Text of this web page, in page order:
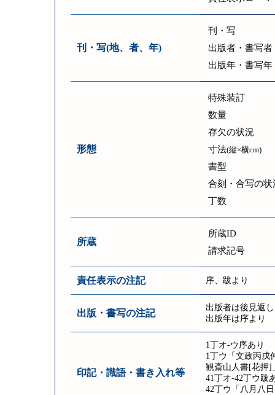
刊・写(地、者、年)
刊・写
出版者・書写者
出版年・書写年
形態
特殊装訂
数量
存欠の状況
寸法(縦×横cm)
書型
合刻・合写の状
丁数
所蔵
所蔵ID
請求記号
責任表示の注記 序、跋より
出版・書写の注記
出版者は後見返
出版年は序より
印記・識語・書き入れ等
1丁オ-ウ序あり
1丁ウ「文政丙戌
観斎山人書[花押]
41丁オ-42丁ウ跋
42丁ウ「八月八